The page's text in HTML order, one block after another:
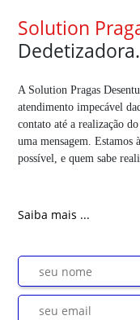
Solution
Dedetizadora.
A Solution Pragas
atendimento impecável
contato até a realização
uma mensagem.
possível, e quem sabe
Saiba mais ...